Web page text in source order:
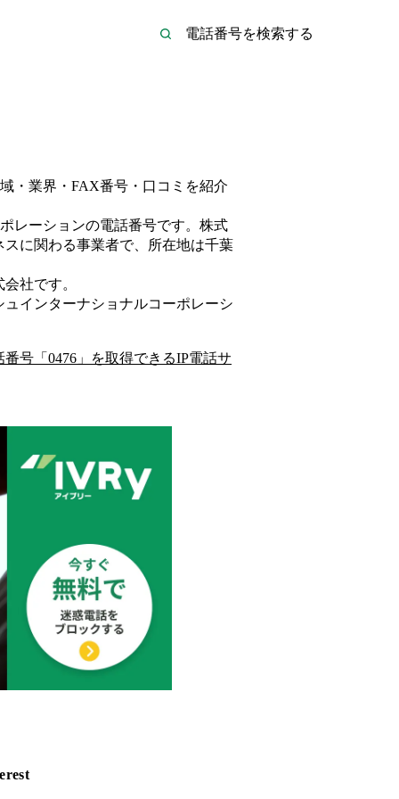
・業界・FAX番号・口コミを紹介
レーションの電話番号です。 株式
スに関わる事業者で、所在地は千葉
会社です。
ュインターナショナルコーポレーシ
号「 0476 」を取得できるIP電話サ